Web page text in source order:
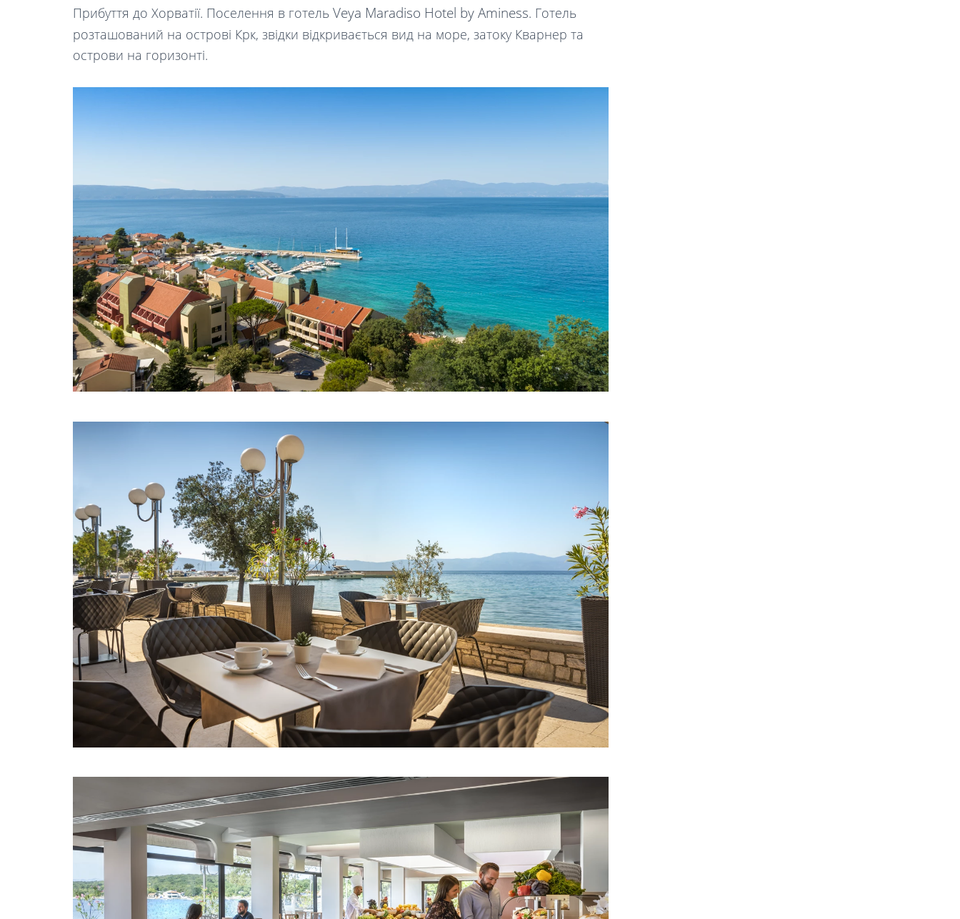
Прибуття до Хорватії. Поселення в готель Veya Maradiso Hotel by Aminess. Готель
розташований на острові Крк, звідки відкривається вид на море, затоку Кварнер та
острови на горизонті.